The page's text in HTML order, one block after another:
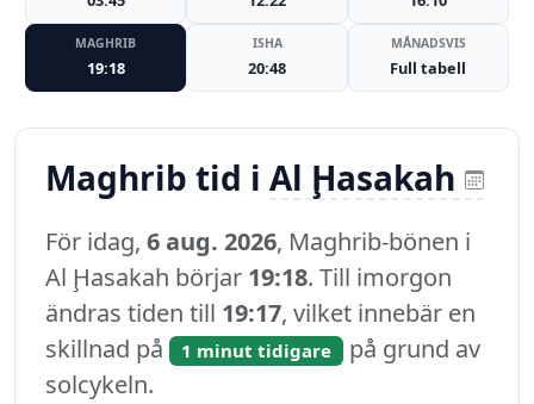
MAGHRIB
19:18
ISHA
20:48
MÅNADSVIS
Full tabell
Maghrib tid i Al Ḩasakah
För idag, 6 aug. 2026, Maghrib-bönen i
Al Ḩasakah börjar 19:18. Till imorgon
ändras tiden till 19:17, vilket innebär en
skillnad på
1 minut tidigare på grund av
solcykeln.